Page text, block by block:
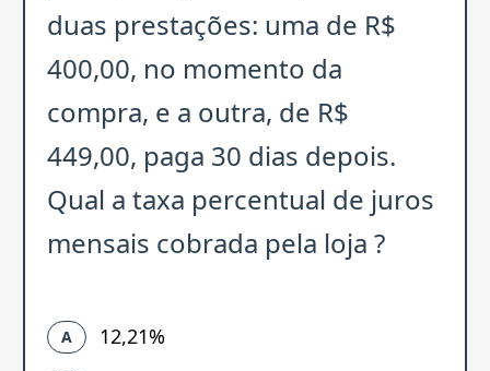
duas prestações: uma de R$
400,00, no momento da
compra, e a outra, de R$
449,00, paga 30 dias depois.
Qual a taxa percentual de juros
mensais cobrada pela loja ?
A 12,21%